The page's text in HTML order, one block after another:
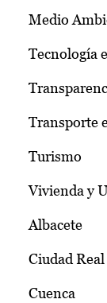
Medio
Tecnología
Transporte
Turismo
Vivienda y
Albacete
Ciudad Real
Cuenca